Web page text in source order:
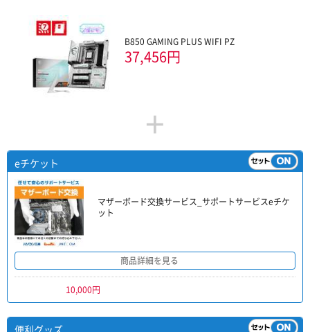
B850 GAMING PLUS WIFI PZ
37,456円
+
eチケット
マザーボード交換サービス_サポートサービスeチケ
ット
商品詳細を見る
10,000円
便利グッズ